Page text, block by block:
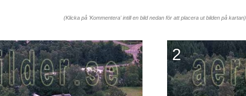
(Klicka på 'Kommentera' intill en bild nedan för att placera ut bilden på kartan)
2